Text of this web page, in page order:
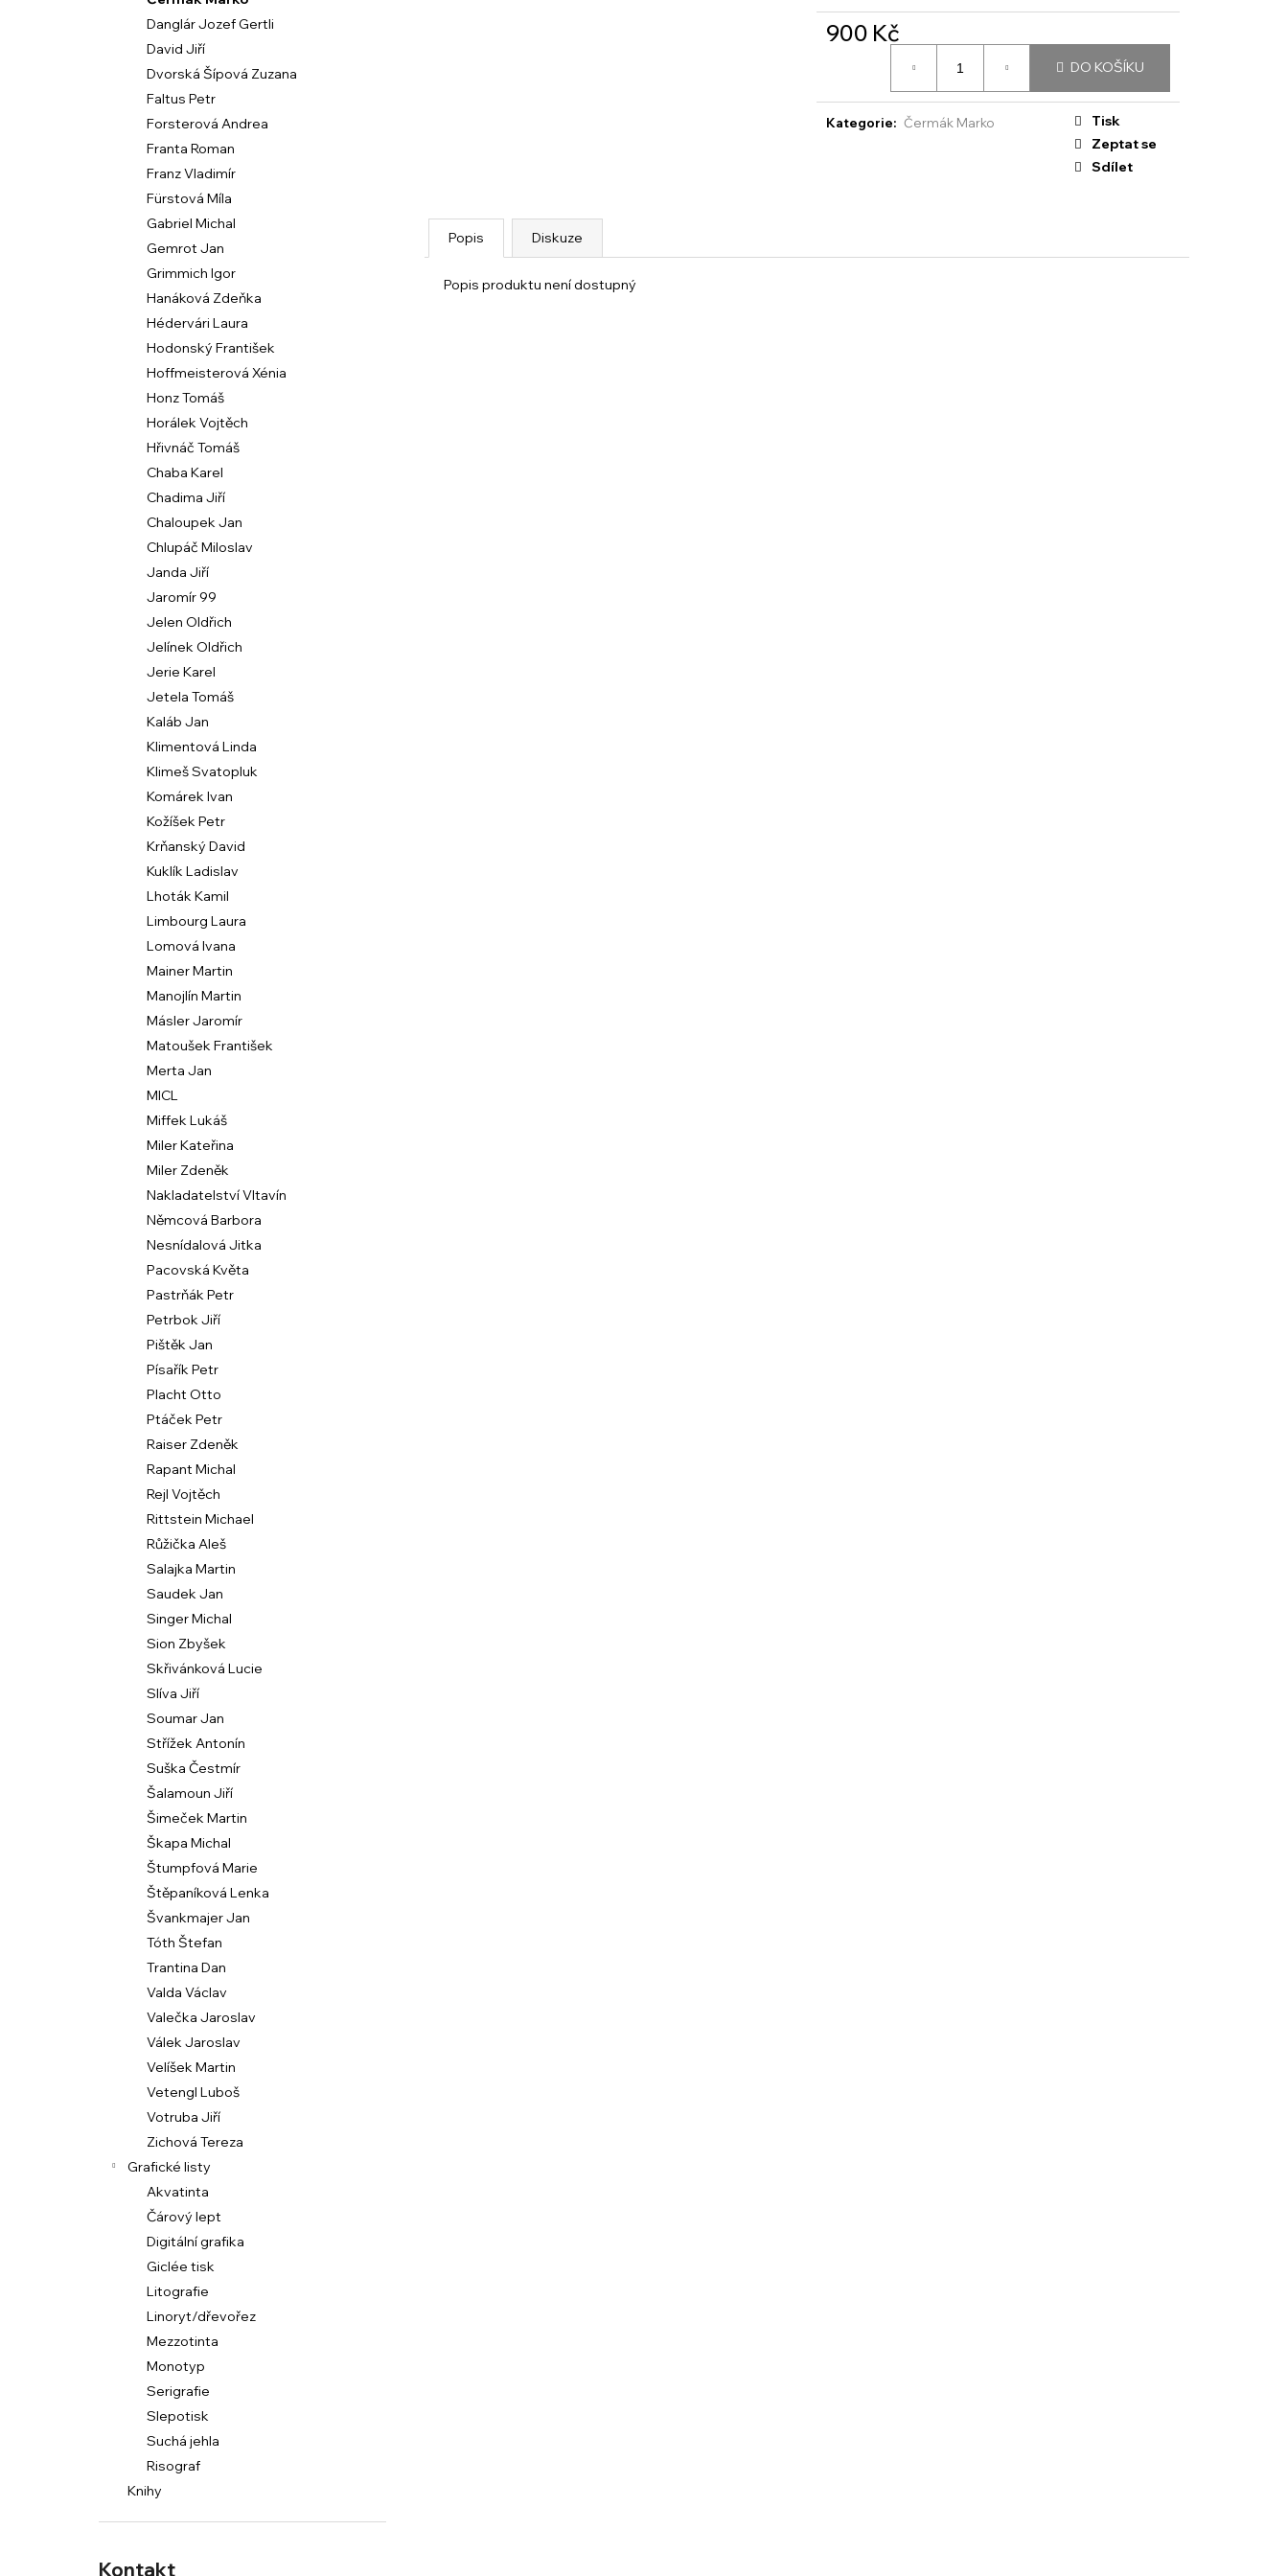
Danglár Jozef Gertli
David Jiří
Dvorská Šípová Zuzana
Faltus Petr
Forsterová Andrea
Franta Roman
Franz Vladimír
Fürstová Míla
Gabriel Michal
Gemrot Jan
Grimmich Igor
Hanáková Zdeňka
Hédervári Laura
Hodonský František
Hoffmeisterová Xénia
Honz Tomáš
Horálek Vojtěch
Hřivnáč Tomáš
Chaba Karel
Chadima Jiří
Chaloupek Jan
Chlupáč Miloslav
Janda Jiří
Jaromír 99
Jelen Oldřich
Jelínek Oldřich
Jerie Karel
Jetela Tomáš
Kaláb Jan
Klimentová Linda
Klimeš Svatopluk
Komárek Ivan
Kožíšek Petr
Krňanský David
Kuklík Ladislav
Lhoták Kamil
Limbourg Laura
Lomová Ivana
Mainer Martin
Manojlín Martin
Másler Jaromír
Matoušek František
Merta Jan
MICL
Miffek Lukáš
Miler Kateřina
Miler Zdeněk
Nakladatelství Vltavín
Němcová Barbora
Nesnídalová Jitka
Pacovská Květa
Pastrňák Petr
Petrbok Jiří
Pištěk Jan
Písařík Petr
Placht Otto
Ptáček Petr
Raiser Zdeněk
Rapant Michal
Rejl Vojtěch
Rittstein Michael
Růžička Aleš
Salajka Martin
Saudek Jan
Singer Michal
Sion Zbyšek
Skřivánková Lucie
Slíva Jiří
Soumar Jan
Střížek Antonín
Suška Čestmír
Šalamoun Jiří
Šimeček Martin
Škapa Michal
Štumpfová Marie
Štěpaníková Lenka
Švankmajer Jan
Tóth Štefan
Trantina Dan
Valda Václav
Valečka Jaroslav
Válek Jaroslav
Velíšek Martin
Vetengl Luboš
Votruba Jiří
Zichová Tereza
Grafické listy
Akvatinta
Čárový lept
Digitální grafika
Giclée tisk
Litografie
Linoryt/dřevořez
Mezzotinta
Monotyp
Serigrafie
Slepotisk
Suchá jehla
Risograf
Knihy
Kontakt
900 Kč
DO KOŠÍKU
Kategorie: Čermák Marko
Tisk
Zeptat se
Sdílet
Popis Diskuze
Popis produktu není dostupný